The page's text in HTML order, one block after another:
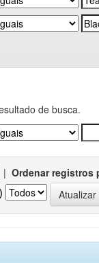
de busca.
| Ordenar registros